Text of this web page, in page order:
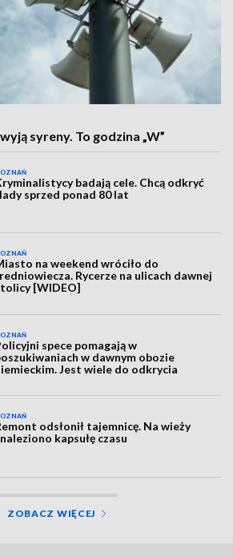
syreny. To godzina „W”
badają cele. Chcą odkryć
sprzed ponad 80 lat
na weekend wróciło do
Rycerze na ulicach dawnej
[WIDEO]
spece pomagają w
w dawnym obozie
Jest wiele do odkrycia
odsłonił tajemnicę. Na wieży
kapsułę czasu
ZOBACZ WIĘCEJ